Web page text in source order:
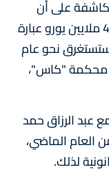
كاشفة على أن
اللاعب المغربي يطالب نادي النصر بنحو 4 ملايين يورو عبارة
نحو عام
محكمة "كاس"،
عبد الرزاق حمد
من العام الماضي،
لذلك.